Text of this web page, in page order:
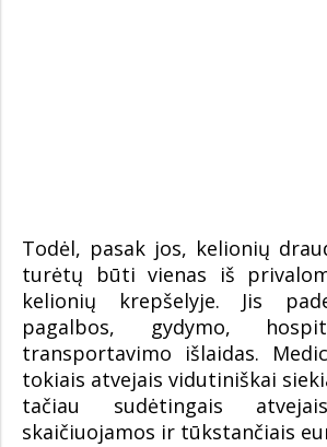
Todėl, pasak jos, kelionių
turėtų būti vienas iš
kelionių krepšelyje. Jis
pagalbos, gydymo,
transportavimo išlaidas.
tokiais atvejais vidutiniškai
tačiau sudėtingais
skaičiuojamos ir tūkstančiais